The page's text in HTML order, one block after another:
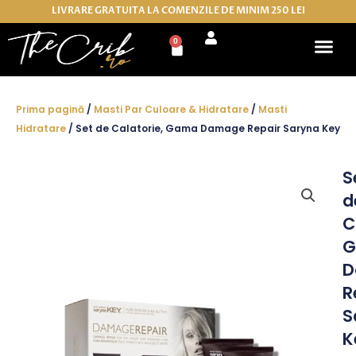
to
content
LIVRARE GRATUITA LA COMENZILE DE MINIM 250 LEI
0
Cart
Prima pagină / Masti Par Culoare & Hidratare / Masti
Hidratare / Set de Calatorie, Gama Damage Repair Saryna Key